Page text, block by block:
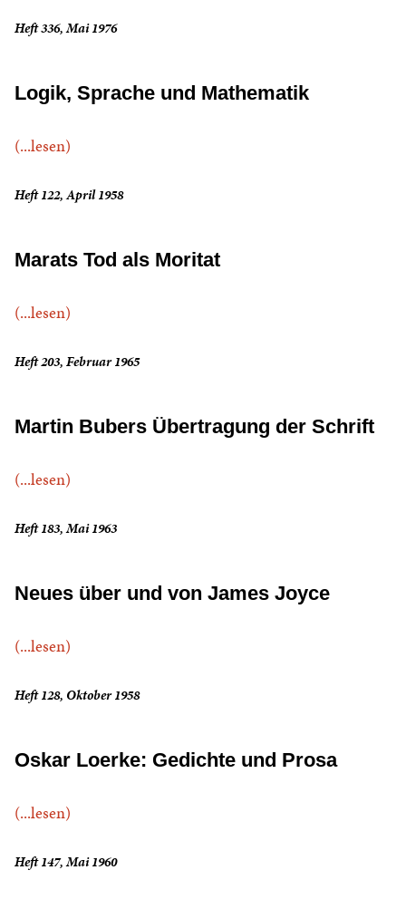
Heft 336, Mai 1976
Logik, Sprache und Mathematik
(...lesen)
Heft 122, April 1958
Marats Tod als Moritat
(...lesen)
Heft 203, Februar 1965
Martin Bubers Übertragung der Schrift
(...lesen)
Heft 183, Mai 1963
Neues über und von James Joyce
(...lesen)
Heft 128, Oktober 1958
Oskar Loerke: Gedichte und Prosa
(...lesen)
Heft 147, Mai 1960